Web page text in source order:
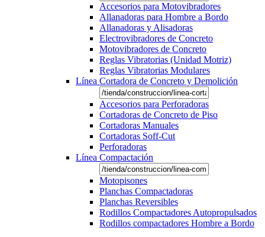
Accesorios para Motovibradores
Allanadoras para Hombre a Bordo
Allanadoras y Alisadoras
Electrovibradores de Concreto
Motovibradores de Concreto
Reglas Vibratorias (Unidad Motriz)
Reglas Vibratorias Modulares
Línea Cortadora de Concreto y Demolición
Accesorios para Perforadoras
Cortadoras de Concreto de Piso
Cortadoras Manuales
Cortadoras Soff-Cut
Perforadoras
Línea Compactación
Motopisones
Planchas Compactadoras
Planchas Reversibles
Rodillos Compactadores Autopropulsados
Rodillos compactadores Hombre a Bordo